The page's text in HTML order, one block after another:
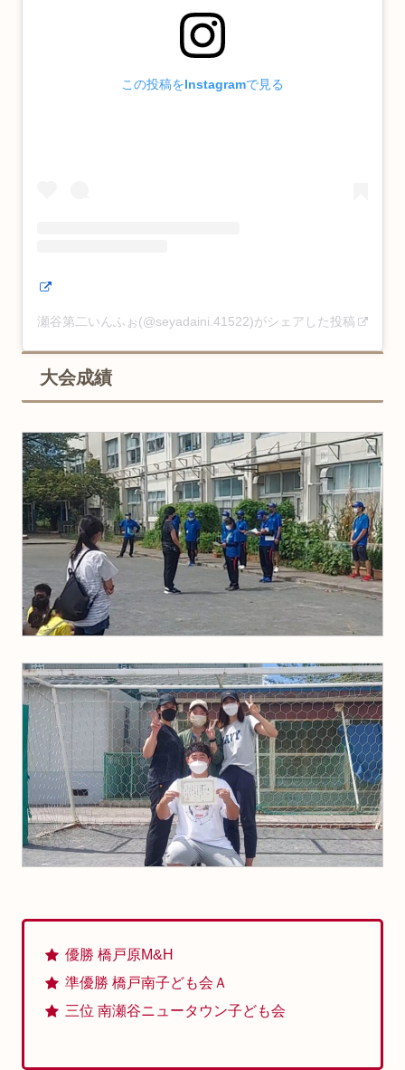
この投稿をInstagramで見る
瀬谷第二いんふぉ(@seyadaini.41522)がシェアした投稿
大会成績
優勝 橋戸原M&H
準優勝 橋戸南子ども会Ａ
三位 南瀬谷ニュータウン子ども会